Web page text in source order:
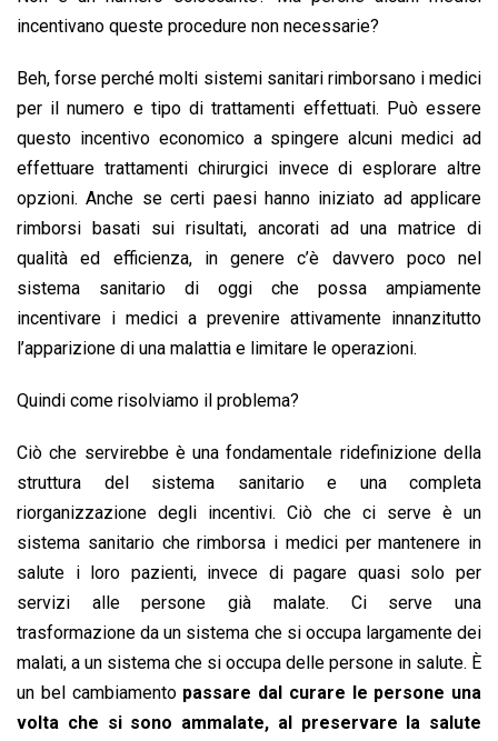
incentivano queste procedure non necessarie?
Beh, forse perché molti sistemi sanitari rimborsano i medici
per il numero e tipo di trattamenti effettuati. Può essere
questo incentivo economico a spingere alcuni medici ad
effettuare trattamenti chirurgici invece di esplorare altre
opzioni. Anche se certi paesi hanno iniziato ad applicare
rimborsi basati sui risultati, ancorati ad una matrice di
qualità ed efficienza, in genere c’è davvero poco nel
sistema sanitario di oggi che possa ampiamente
incentivare i medici a prevenire attivamente innanzitutto
l’apparizione di una malattia e limitare le operazioni.
Quindi come risolviamo il problema?
Ciò che servirebbe è una fondamentale ridefinizione della
struttura del sistema sanitario e una completa
riorganizzazione degli incentivi. Ciò che ci serve è un
sistema sanitario che rimborsa i medici per mantenere in
salute i loro pazienti, invece di pagare quasi solo per
servizi alle persone già malate. Ci serve una
trasformazione da un sistema che si occupa largamente dei
malati, a un sistema che si occupa delle persone in salute. È
un bel cambiamento passare dal curare le persone una
volta che si sono ammalate, al preservare la salute